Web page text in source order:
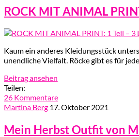
ROCK MIT ANIMAL
Kaum ein anderes Kleidungsstück
unendliche Vielfalt. Röcke gibt es für jede
Beitrag ansehen
Teilen:
26 Kommentare
Martina Berg 17. Oktober 2021
Mein Herbst Outfit von